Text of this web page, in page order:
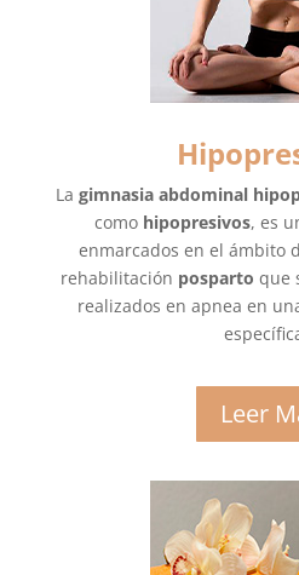
Lagimnasia abdominal
como hipopresivos, es
enmarcados en el ámbito
rehabilitación posparto que
realizados en apnea en
Leer